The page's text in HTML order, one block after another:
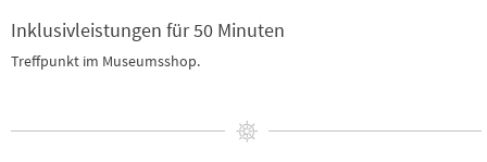
Inklusivleistungen für 50 Minuten
Treffpunkt im Museumsshop.